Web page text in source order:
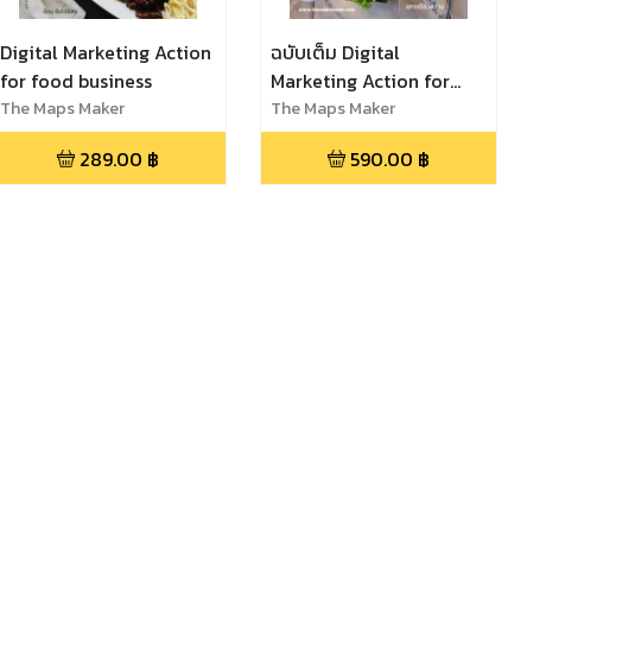
Digital Marketing Action
for food business
The Maps Maker
289.00 ฿
ฉบับเต็ม Digital
Marketing Action for
food business
The Maps Maker
590.00 ฿